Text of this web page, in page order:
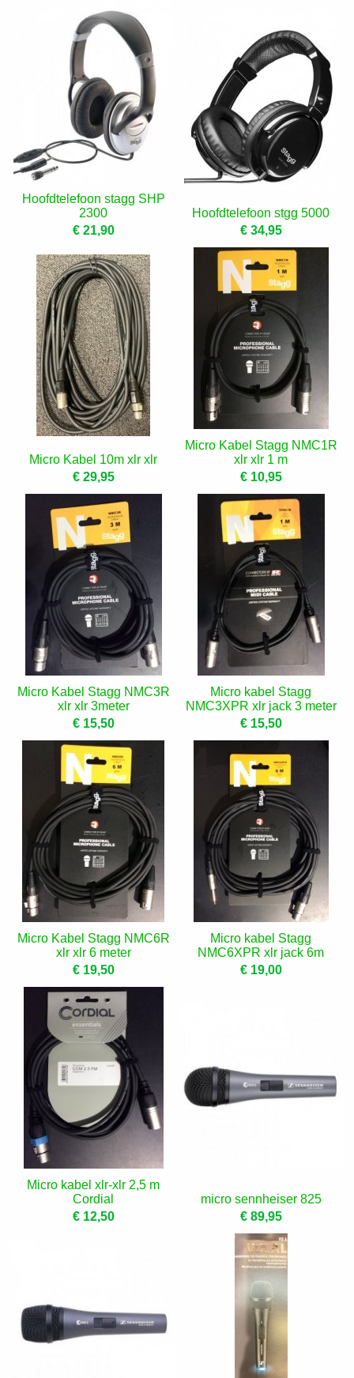
Hoofdtelefoon stagg SHP
2300
€ 21,90
Hoofdtelefoon stgg 5000
€ 34,95
Micro Kabel 10m xlr xlr
€ 29,95
Micro Kabel Stagg NMC1R
xlr xlr 1 m
€ 10,95
Micro Kabel Stagg NMC3R
xlr xlr 3meter
€ 15,50
Micro kabel Stagg
NMC3XPR xlr jack 3 meter
€ 15,50
Micro Kabel Stagg NMC6R
xlr xlr 6 meter
€ 19,50
Micro kabel Stagg
NMC6XPR xlr jack 6m
€ 19,00
Micro kabel xlr-xlr 2,5 m
Cordial
€ 12,50
micro sennheiser 825
€ 89,95